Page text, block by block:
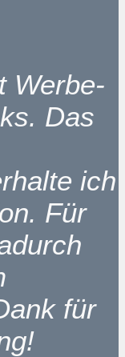
Werbe-
Das
ich
Für
für